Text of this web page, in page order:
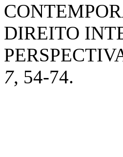
DIREITO
7, 54-74.